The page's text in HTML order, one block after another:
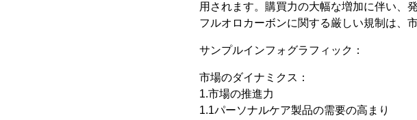
用されます。購買力の大幅な増加に伴い、
フルオロカーボンに関する厳しい規制は、
サンプルインフォグラフィック：
市場のダイナミクス：
1.市場の推進力
1.1パーソナルケア製品の需要の高まり